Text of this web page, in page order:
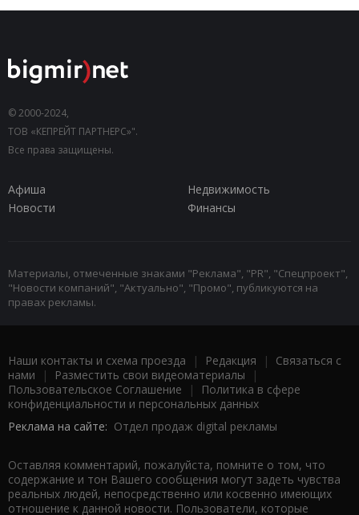
© 2000-2024,
ТОВ «КЕПРЕЙТ ПАРТНЕРС»".
Все права защищены.
Афиша
Недвижимость
Новости
Финансы
Материалы, отмеченные знаками "Реклама", "PR", "Спецпроект",
"Новости компаний", "Актуально", "Промо", публикуются на
правах рекламы.
Наши контакты и схема проезда | Редакция | Связаться с
нами | Разместить свои видеоматериалы |
Пользовательское Соглашение |
Политика в сфере
конфиденциальности и персональных данных
Реклама на сайте: Отдел продаж digital рекламы
Оставляя комментарий, пожалуйста, помните о том, что
содержание и тон Вашего сообщения могут задеть чувства
реальных людей, непосредственно или косвенно имеющих
отношение к данной новости. Пользователи, которые